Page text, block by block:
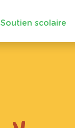
Soutien scolaire